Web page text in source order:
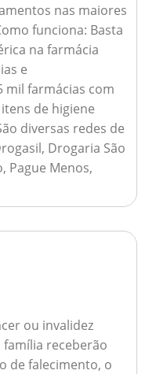
nas maiores
funciona: Basta
na farmácia
e
mil farmácias com
de higiene
diversas redes de
Drogaria São
Pague Menos,
ou invalidez
família receberão
de falecimento, o